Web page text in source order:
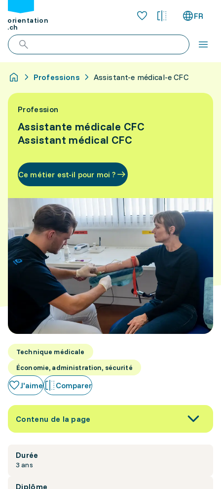
orientation
.ch
FR
Professions Assistant-e médical-e CFC
Profession
Assistante médicale CFC
Assistant médical CFC
Ce métier est-il pour moi ?
Technique médicale
Économie, administration, sécurité
J'aime Comparer
Contenu de la page
Durée
3 ans
Diplôme